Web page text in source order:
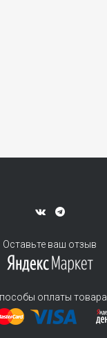
Оставьте ваш отзыв
оплаты товара